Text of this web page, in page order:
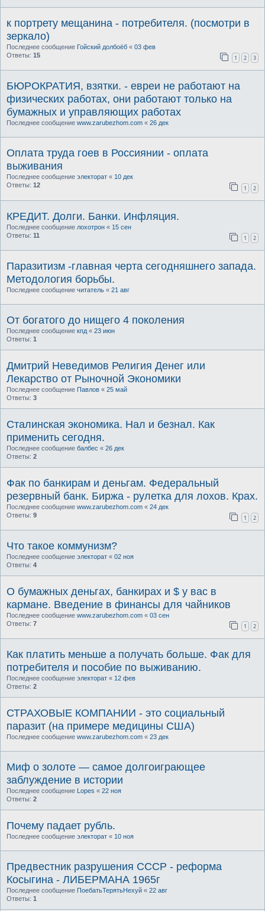
к портрету мещанина - потребителя. (посмотри в
зеркало)
Последнее сообщение Гойский долбоёб « 03 фев
Ответы: 15 1 2 3
БЮРОКРАТИЯ, взятки. - евреи не работают на
физических работах, они работают только на
бумажных и управляющих работах
Последнее сообщение www.zarubezhom.com « 26 дек
Оплата труда гоев в Россиянии - оплата
выживания
Последнее сообщение электорат « 10 дек
Ответы: 12 1 2
КРЕДИТ. Долги. Банки. Инфляция.
Последнее сообщение лохотрон « 15 сен
Ответы: 11 1 2
Паразитизм -главная черта сегодняшнего запада.
Методология борьбы.
Последнее сообщение читатель « 21 авг
От богатого до нищего 4 поколения
Последнее сообщение кпд « 23 июн
Ответы: 1
Дмитрий Неведимов Религия Денег или
Лекарство от Рыночной Экономики
Последнее сообщение Павлов « 25 май
Ответы: 3
Сталинская экономика. Нал и безнал. Как
применить сегодня.
Последнее сообщение балбес « 26 дек
Ответы: 2
Фак по банкирам и деньгам. Федеральный
резервный банк. Биржа - рулетка для лохов. Крах.
Последнее сообщение www.zarubezhom.com « 24 дек
Ответы: 9 1 2
Что такое коммунизм?
Последнее сообщение электорат « 02 ноя
Ответы: 4
О бумажных деньгах, банкирах и $ у вас в
кармане. Введение в финансы для чайников
Последнее сообщение www.zarubezhom.com « 03 сен
Ответы: 7 1 2
Как платить меньше а получать больше. Фак для
потребителя и пособие по выживанию.
Последнее сообщение электорат « 12 фев
Ответы: 2
СТРАХОВЫЕ КОМПАНИИ - это социальный
паразит (на примере медицины США)
Последнее сообщение www.zarubezhom.com « 23 дек
Миф о золоте — самое долгоиграющее
заблуждение в истории
Последнее сообщение Lopes « 22 ноя
Ответы: 2
Почему падает рубль.
Последнее сообщение электорат « 10 ноя
Предвестник разрушения СССР - реформа
Косыгина - ЛИБЕРМАНА 1965г
Последнее сообщение ПоебатьТерятьНехуй « 22 авг
Ответы: 1